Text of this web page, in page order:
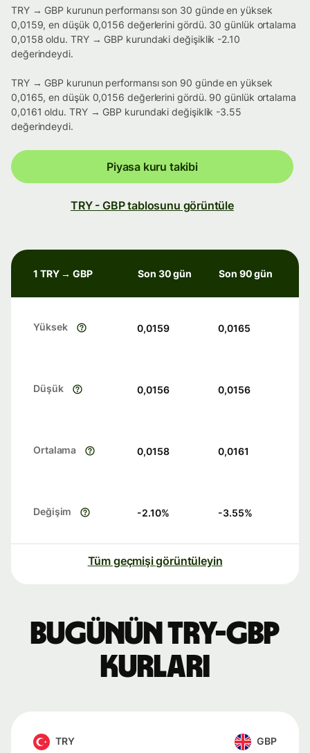
TRY → GBP kurunun performansı son 30 günde en yüksek
0,0159, en düşük 0,0156 değerlerini gördü. 30 günlük ortalama
0,0158 oldu. TRY → GBP kurundaki değişiklik -2.10
değerindeydi.
TRY → GBP kurunun performansı son 90 günde en yüksek
0,0165, en düşük 0,0156 değerlerini gördü. 90 günlük ortalama
0,0161 oldu. TRY → GBP kurundaki değişiklik -3.55
değerindeydi.
Piyasa kuru takibi
TRY - GBP tablosunu görüntüle
1 TRY → GBP Son 30 gün Son 90 gün
Yüksek 0,0159 0,0165
Düşük 0,0156 0,0156
Ortalama 0,0158 0,0161
Değişim -2.10% -3.55%
Tüm geçmişi görüntüleyin
Bugünün TRY-GBP
kurları
TRY GBP